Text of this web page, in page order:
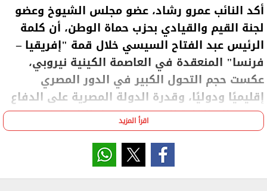
أكد النائب عمرو رشاد، عضو مجلس الشيوخ وعضو
لجنة القيم والقيادي بحزب حماة الوطن، أن كلمة
الرئيس عبد الفتاح السيسي خلال قمة "إفريقيا –
فرنسا" المنعقدة في العاصمة الكينية نيروبي،
عكست حجم التحول الكبير في الدور المصري
إقليميًا ودوليًا، وقدرة الدولة المصرية على الدفاع
عن مصالح القارة السمراء والدول النامية في
مواجهة التحديات الاقتصادية العالمية.
وقال رشاد، إن الرئيس السيسي قدم رؤية متكاملة تقوم
على تحقيق التنمية العادلة، وتعزيز فرص التعاون بين
اقرأ المزيد